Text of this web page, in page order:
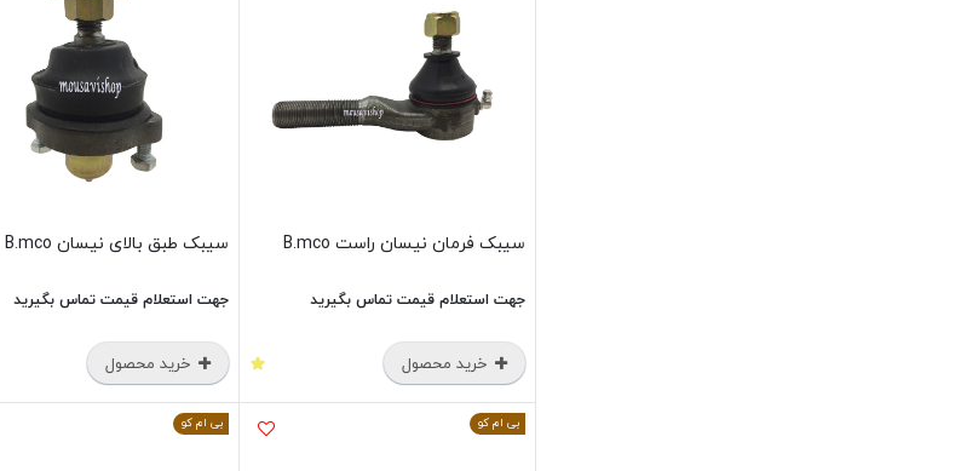
سیبک فرمان نیسان راست B.mco
جهت استعلام قیمت تماس بگیرید
خرید محصول
سیبک طبق بالای نیسان B.mco
جهت استعلام قیمت تماس بگیرید
خرید محصول
بی ام کو بی ام کو